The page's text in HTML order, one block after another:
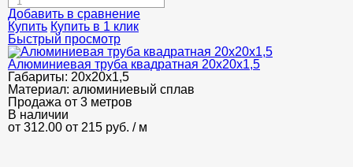
Добавить в сравнение
Купить Купить в 1 клик
Быстрый просмотр
Алюминиевая труба квадратная 20х20х1,5
Габариты: 20х20х1,5
Материал: алюминиевый сплав
Продажа от 3 метров
В наличии
от 312.00 от 215 руб. / м